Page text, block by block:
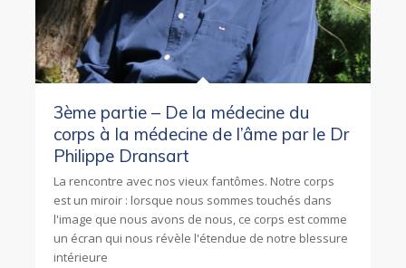
3ème partie – De la médecine du
corps à la médecine de l’âme par le Dr
Philippe Dransart
La rencontre avec nos vieux fantômes. Notre corps
est un miroir : lorsque nous sommes touchés dans
l'image que nous avons de nous, ce corps est comme
un écran qui nous révèle l'étendue de notre blessure
intérieure